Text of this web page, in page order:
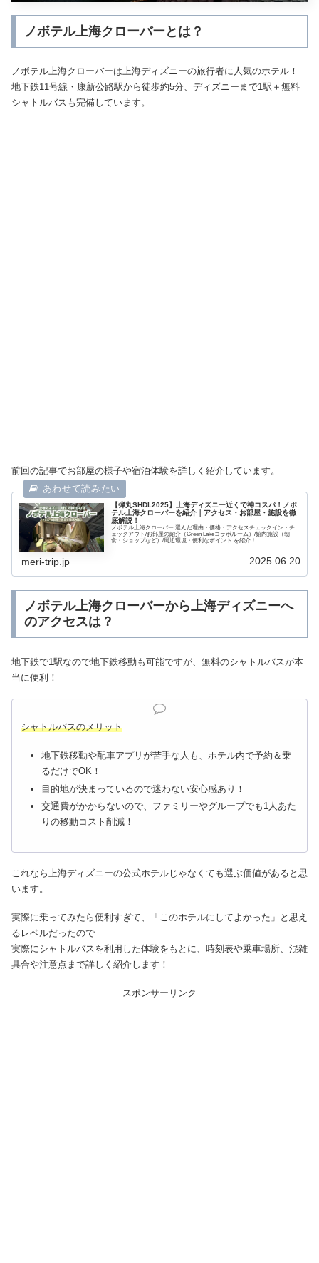
ノボテル上海クローバーとは？
ノボテル上海クローバーは上海ディズニーの旅行者に人気のホテル！
地下鉄11号線・康新公路駅から徒歩約5分、ディズニーまで1駅＋無料
シャトルバスも完備しています。
前回の記事でお部屋の様子や宿泊体験を詳しく紹介しています。
【弾丸SHDL2025】上海ディズニー近くで神コスパ！ノボ
テル上海クローバーを紹介｜アクセス・お部屋・施設を徹
底解説！
ノボテル上海クローバー 選んだ理由・価格・アクセスチェックイン・チ
ェックアウト/お部屋の紹介（Green Lakeコラボルーム）/館内施設（朝
食・ショップなど）/周辺環境・便利なポイント を紹介！
meri-trip.jp 2025.06.20
ノボテル上海クローバーから上海ディズニーへ
のアクセスは？
地下鉄で1駅なので地下鉄移動も可能ですが、無料のシャトルバスが本
当に便利！
シャトルバスのメリット
地下鉄移動や配車アプリが苦手な人も、ホテル内で予約＆乗
るだけでOK！
目的地が決まっているので迷わない安心感あり！
交通費がかからないので、ファミリーやグループでも1人あた
りの移動コスト削減！
これなら上海ディズニーの公式ホテルじゃなくても選ぶ価値があると思
います。
実際に乗ってみたら便利すぎて、「このホテルにしてよかった」と思え
るレベルだったので
実際にシャトルバスを利用した体験をもとに、時刻表や乗車場所、混雑
具合や注意点まで詳しく紹介します！
スポンサーリンク